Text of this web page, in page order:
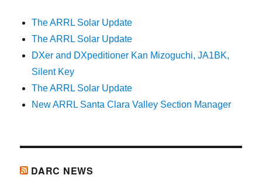
The ARRL Solar Update
The ARRL Solar Update
DXer and DXpeditioner Kan Mizoguchi, JA1BK,
Silent Key
The ARRL Solar Update
New ARRL Santa Clara Valley Section Manager
DARC NEWS